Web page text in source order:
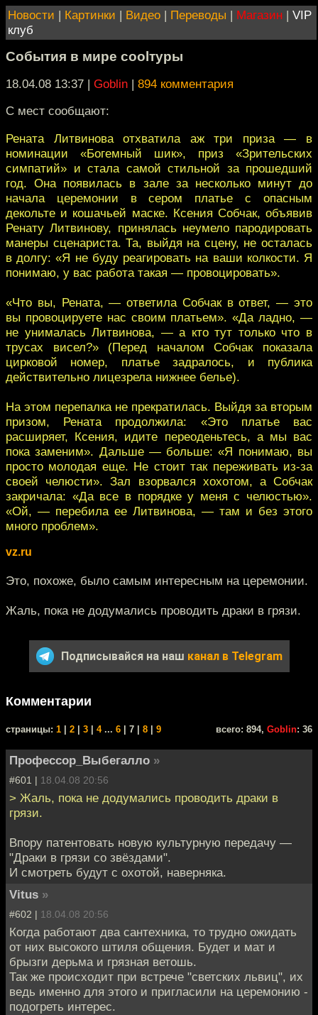
Новости | Картинки | Видео | Переводы | Магазин | VIP
клуб
События в мире coolтуры
18.04.08 13:37 | Goblin | 894 комментария
С мест сообщают:
Рената Литвинова отхватила аж три приза — в
номинации «Богемный шик», приз «Зрительских
симпатий» и стала самой стильной за прошедший
год. Она появилась в зале за несколько минут до
начала церемонии в сером платье с опасным
декольте и кошачьей маске. Ксения Собчак, объявив
Ренату Литвинову, принялась неумело пародировать
манеры сценариста. Та, выйдя на сцену, не осталась
в долгу: «Я не буду реагировать на ваши колкости. Я
понимаю, у вас работа такая — провоцировать».
«Что вы, Рената, — ответила Собчак в ответ, — это
вы провоцируете нас своим платьем». «Да ладно, —
не унималась Литвинова, — а кто тут только что в
трусах висел?» (Перед началом Собчак показала
цирковой номер, платье задралось, и публика
действительно лицезрела нижнее белье).
На этом перепалка не прекратилась. Выйдя за вторым
призом, Рената продолжила: «Это платье вас
расширяет, Ксения, идите переоденьтесь, а мы вас
пока заменим». Дальше — больше: «Я понимаю, вы
просто молодая еще. Не стоит так переживать из-за
своей челюсти». Зал взорвался хохотом, а Собчак
закричала: «Да все в порядке у меня с челюстью».
«Ой, — перебила ее Литвинова, — там и без этого
много проблем».
vz.ru
Это, похоже, было самым интересным на церемонии.
Жаль, пока не додумались проводить драки в грязи.
Подписывайся на наш канал в Telegram
Комментарии
cтраницы: 1 2 3 4... 6 | 7 | 8 9 всего: 894, Goblin: 36
Профессор_Выбегалло »
#601 | 18.04.08 20:56
> Жаль, пока не додумались проводить драки в
грязи.
Впору патентовать новую культурную передачу —
"Драки в грязи со звёздами".
И смотреть будут с охотой, наверняка.
Vitus »
#602 | 18.04.08 20:56
Когда работают два сантехника, то трудно ожидать
от них высокого штиля общения. Будет и мат и
брызги дерьма и грязная ветошь.
Так же происходит при встрече "светских львиц", их
ведь именно для этого и пригласили на церемонию -
подогреть интерес.